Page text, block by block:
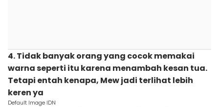
4. Tidak banyak orang yang cocok memakai
warna seperti itu karena menambah kesan tua.
Tetapi entah kenapa, Mew jadi terlihat lebih
keren ya
Default Image IDN